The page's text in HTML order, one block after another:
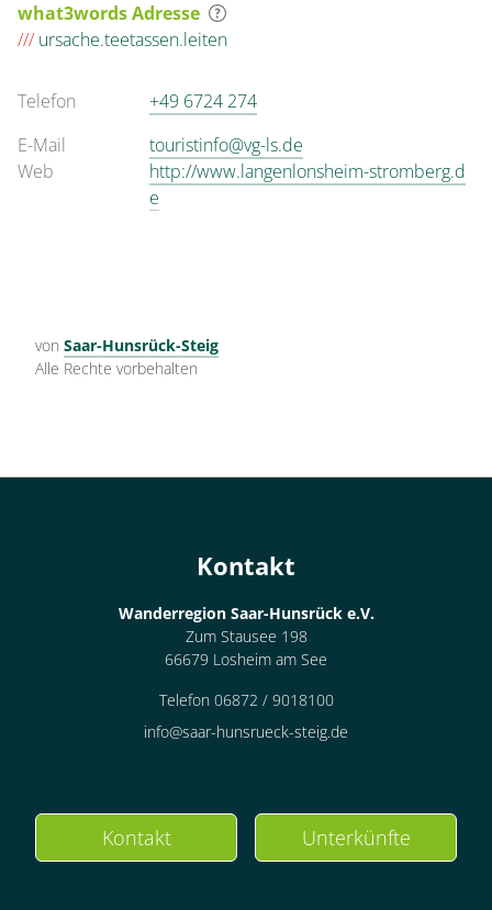
what3words Adresse
/// ursache.teetassen.leiten
Telefon
+49 6724 274
E-Mail
touristinfo@vg-ls.de
Web
http://www.langenlonsheim-stromberg.d
e
von Saar-Hunsrück-Steig
Alle Rechte vorbehalten
Kontakt
Wanderregion Saar-Hunsrück e.V.
Zum Stausee 198
66679 Losheim am See
Telefon 06872 / 9018100
info@saar-hunsrueck-steig.de
Kontakt Unterkünfte